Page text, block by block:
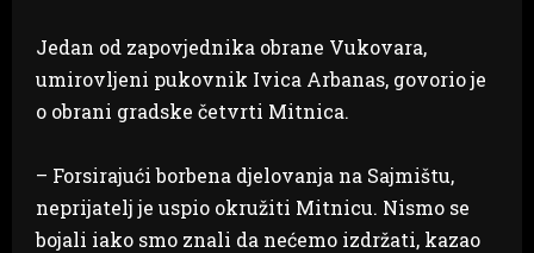
Jedan od zapovjednika obrane Vukovara,
umirovljeni pukovnik Ivica Arbanas, govorio je
o obrani gradske četvrti Mitnica.
– Forsirajući borbena djelovanja na Sajmištu,
neprijatelj je uspio okružiti Mitnicu. Nismo se
bojali iako smo znali da nećemo izdržati, kazao